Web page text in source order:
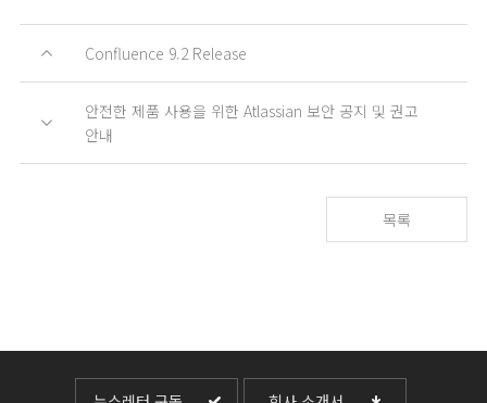
Confluence 9.2 Release
안전한 제품 사용을 위한 Atlassian 보안 공지 및 권고
안내
목록